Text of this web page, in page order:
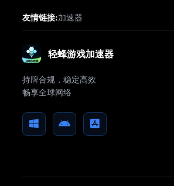
友情链接:加速器
轻蜂游戏加速器
持牌合规，稳定高效
畅享全球网络